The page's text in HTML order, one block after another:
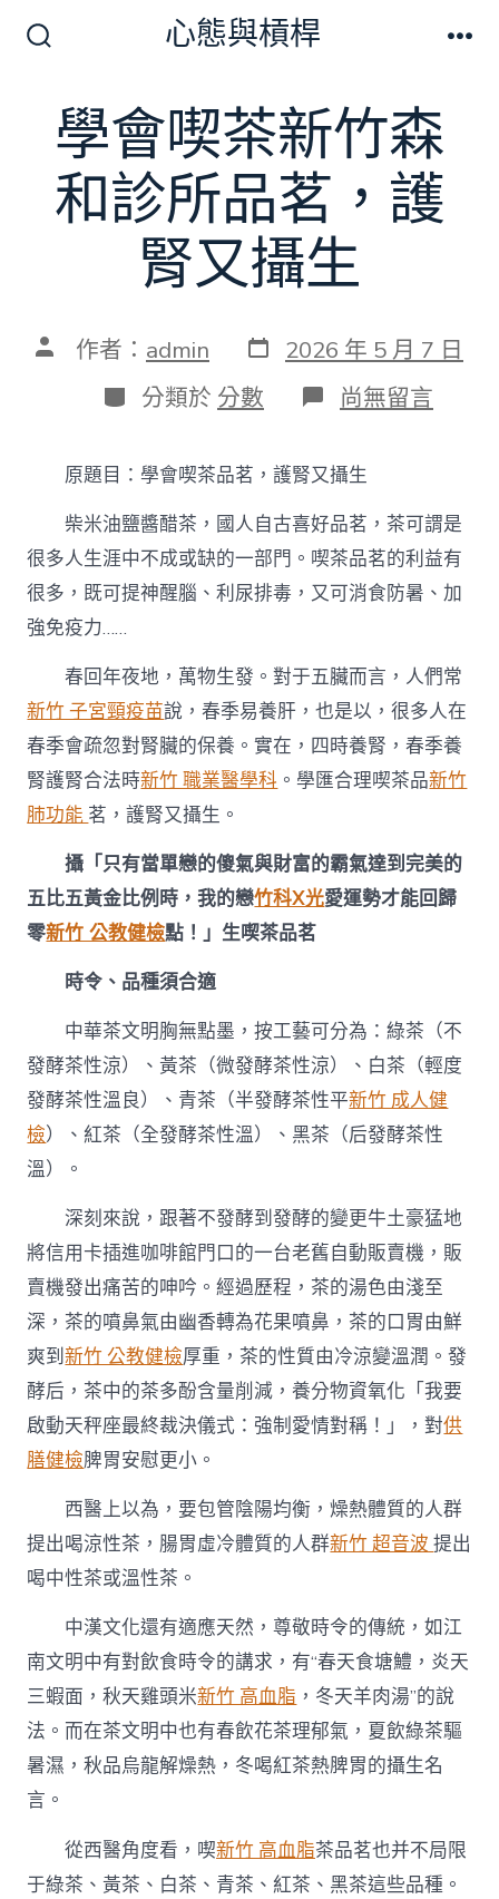
切
換
開
關
心態與槓桿
學會喫茶新竹森
和診所品茗，護
腎又攝生
文 作者： admin 發
表
日
期
2026 年 5 月 7 日
分
類
分類於 分數 在
〈學
喫
茶
新
竹
森
和
診
茗，
護
腎
又
攝
生〉
中
尚無留言
原題目：學會喫茶品茗，護腎又攝生
柴米油鹽醬醋茶，國人自古喜好品茗，茶可謂是
很多人生涯中不成或缺的一部門。喫茶品茗的利益有
很多，既可提神醒腦、利尿排毒，又可消食防暑、加
強免疫力……
春回年夜地，萬物生發。對于五臟而言，人們常
新竹 子宮頸疫苗說，春季易養肝，也是以，很多人在
春季會疏忽對腎臟的保養。實在，四時養腎，春季養
腎護腎合法時新竹 職業醫學科 。學匯合理喫茶品新竹
肺功能 茗，護腎又攝生。
攝「只有當單戀的傻氣與財富的霸氣達到完美的
五比五黃金比例時，我的戀竹科X光愛運勢才能回歸
零新竹 公教健檢點！」生喫茶品茗
時令、品種須合適
中華茶文明胸無點墨，按工藝可分為：綠茶（不
發酵茶性涼）、黃茶（微發酵茶性涼）、白茶（輕度
發酵茶性溫良）、青茶（半發酵茶性平新竹 成人健
檢）、紅茶（全發酵茶性溫）、黑茶（后發酵茶性
溫）。
深刻來說，跟著不發酵到發酵的變更牛土豪猛地
將信用卡插進咖啡館門口的一台老舊自動販賣機，販
賣機發出痛苦的呻吟。經過歷程，茶的湯色由淺至
深，茶的噴鼻氣由幽香轉為花果噴鼻，茶的口胃由鮮
爽到新竹 公教健檢厚重，茶的性質由冷涼變溫潤。發
酵后，茶中的茶多酚含量削減，養分物資氧化「我要
啟動天秤座最終裁決儀式：強制愛情對稱！」，對供
膳健檢脾胃安慰更小。
西醫上以為，要包管陰陽均衡，燥熱體質的人群
提出喝涼性茶，腸胃虛冷體質的人群新竹 超音波提出
喝中性茶或溫性茶。
中漢文化還有適應天然，尊敬時令的傳統，如江
南文明中有對飲食時令的講求，有“春天食塘鱧，炎天
三蝦面，秋天雞頭米新竹 高血脂 ，冬天羊肉湯”的說
法。而在茶文明中也有春飲花茶理郁氣，夏飲綠茶驅
暑濕，秋品烏龍解燥熱，冬喝紅茶熱脾胃的攝生名
言。
從西醫角度看，喫新竹 高血脂茶品茗也并不局限
于綠茶、黃茶、白茶、青茶、紅茶、黑茶這些品種。